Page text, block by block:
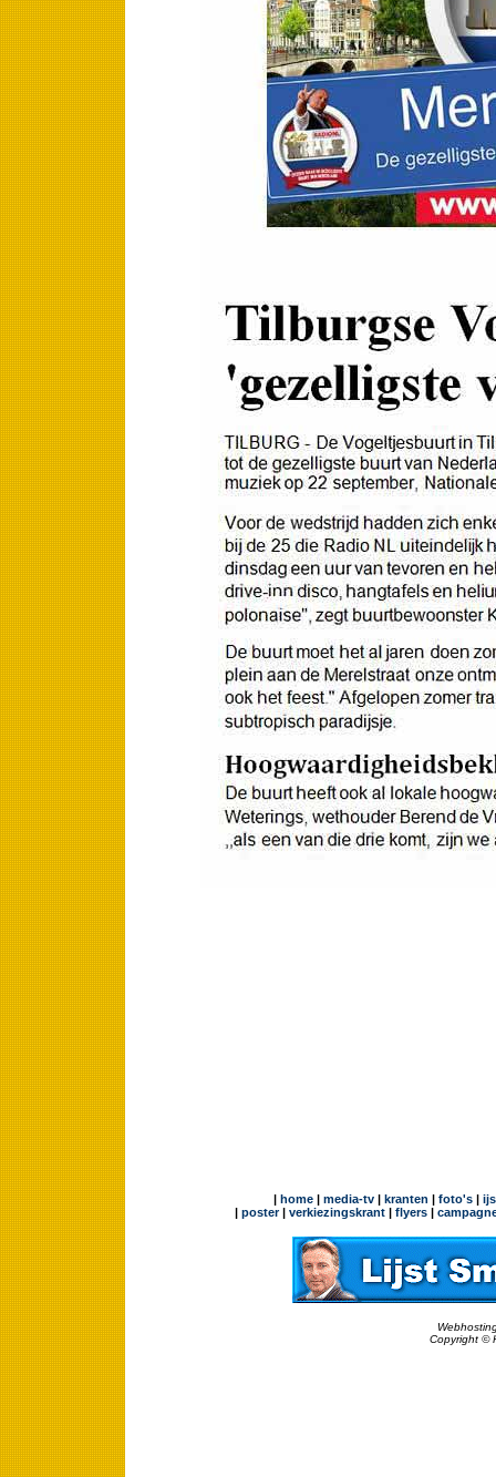
| home| media-tv| kranten | foto's|
| poster| verkiezingskrant | flyers |
Copyright ©